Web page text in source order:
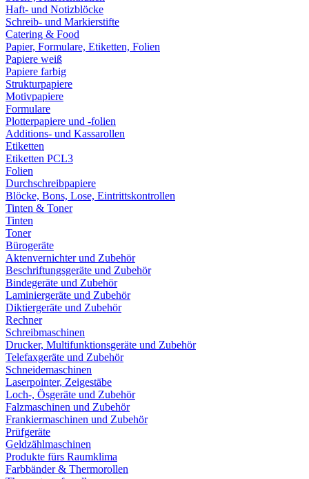
Haft- und Notizblöcke
Schreib- und Markierstifte
Catering & Food
Papier, Formulare, Etiketten, Folien
Papiere weiß
Papiere farbig
Strukturpapiere
Motivpapiere
Formulare
Plotterpapiere und -folien
Additions- und Kassarollen
Etiketten
Etiketten PCL3
Folien
Durchschreibpapiere
Blöcke, Bons, Lose, Eintrittskontrollen
Tinten & Toner
Tinten
Toner
Bürogeräte
Aktenvernichter und Zubehör
Beschriftungsgeräte und Zubehör
Bindegeräte und Zubehör
Laminiergeräte und Zubehör
Diktiergeräte und Zubehör
Rechner
Schreibmaschinen
Drucker, Multifunktionsgeräte und Zubehör
Telefaxgeräte und Zubehör
Schneidemaschinen
Laserpointer, Zeigestäbe
Loch-, Ösgeräte und Zubehör
Falzmaschinen und Zubehör
Frankiermaschinen und Zubehör
Prüfgeräte
Geldzählmaschinen
Produkte fürs Raumklima
Farbbänder & Thermorollen